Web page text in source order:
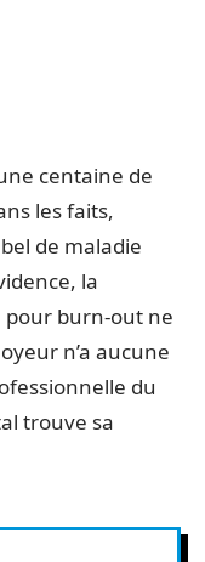
centaine de
les faits,
de maladie
la
pour burn-out ne
n’a aucune
du
trouve sa